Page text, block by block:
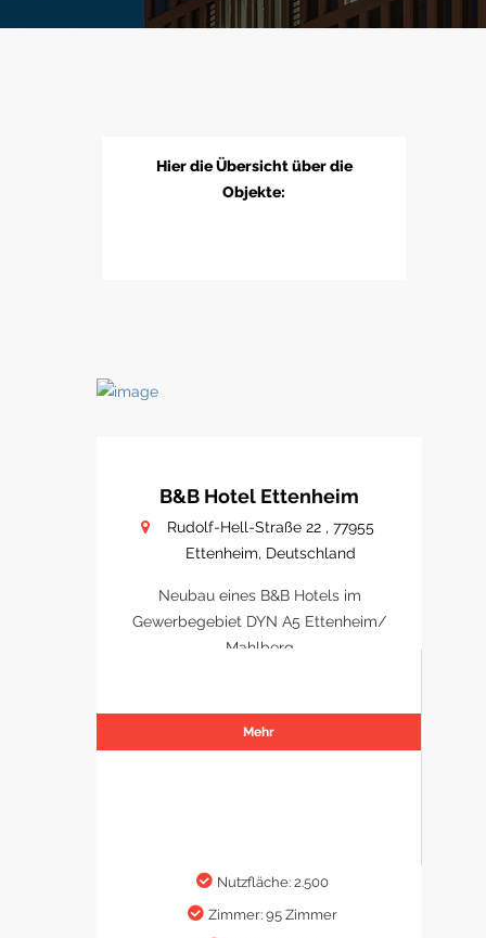
Hier die Übersicht über die
Objekte:
B&B Hotel Ettenheim
Rudolf-Hell-Straße 22 , 77955
Ettenheim, Deutschland
Neubau eines B&B Hotels im
Gewerbegebiet DYN A5 Ettenheim/
Mahlberg
Mehr
Nutzfläche: 2.500
Zimmer: 95 Zimmer